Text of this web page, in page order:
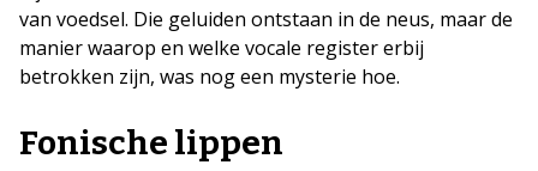
van voedsel. Die geluiden ontstaan in de neus, maar de
manier waarop en welke vocale register erbij
betrokken zijn, was nog een mysterie hoe.
Fonische lippen